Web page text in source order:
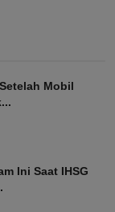
Mobil
Ini Saat IHSG